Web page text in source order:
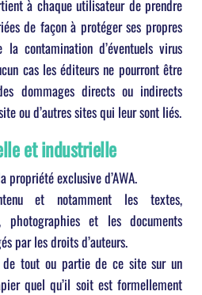
à chaque utilisateur de prendre
de façon à protéger ses propres
contamination d’éventuels virus
cas les éditeurs ne pourront être
dommages directs ou indirects
ou d’autres sites qui leur sont liés.
et industrielle
propriété exclusive d’AWA.
et notamment les textes,
photographies et les documents
par les droits d’auteurs.
tout ou partie de ce site sur un
quel qu’il soit est formellement